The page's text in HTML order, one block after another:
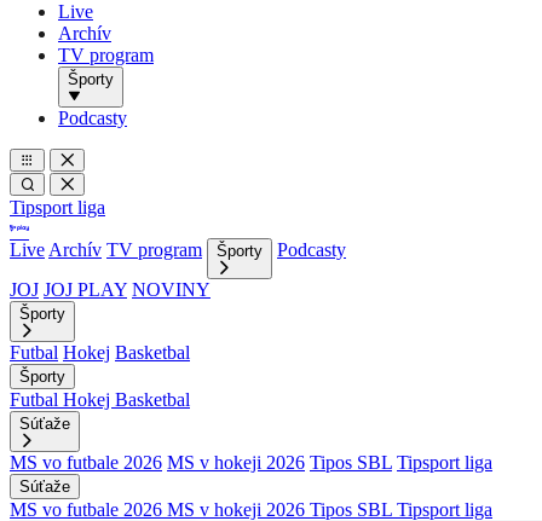
Live
Archív
TV program
Športy
Podcasty
Tipsport liga
Live Archív TV program Športy
Podcasty
JOJ JOJ PLAY NOVINY
Športy
Futbal Hokej Basketbal
Športy
Futbal Hokej Basketbal
Súťaže
MS vo futbale 2026 MS v hokeji 2026 Tipos SBL Tipsport liga
Súťaže
MS vo futbale 2026 MS v hokeji 2026 Tipos SBL Tipsport liga